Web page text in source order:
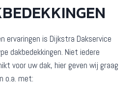
ervaringen is Dijkstra Dakservice
dakbedekkingen. Niet iedere
voor uw dak, hier geven wij graag
o.a. met: